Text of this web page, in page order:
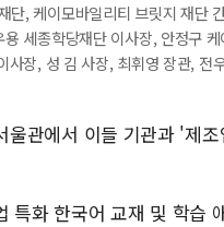
단, 케이모바일리티 브릿지 재단
세종학당재단 이사장, 안정구
사장, 성 김 사장, 최휘영 장관, 전
관에서 이들 기관과 '제
특화 한국어 교재 및 학습